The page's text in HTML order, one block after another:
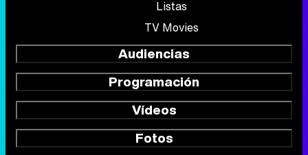
Listas
TV Movies
Audiencias
Programación
Vídeos
Fotos